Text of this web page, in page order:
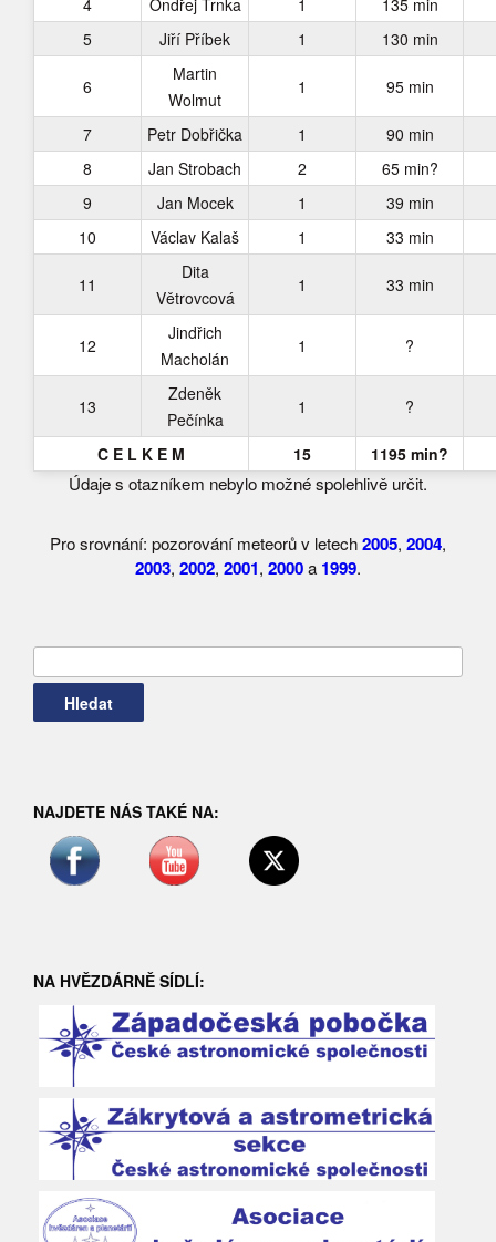
4 Ondřej Trnka 1
135 min
5
Jiří Příbek 1 130 min
6
Martin
Wolmut
1 95 min
7 Petr Dobřička 1
90 min
8
Jan Strobach 2
65 min?
9
Jan Mocek 1
39 min
10
Václav Kalaš 1 33 min
11
Dita
Větrovcová
1 33 min
12
Jindřich
Macholán
1 ?
13
Zdeněk
Pečínka
1 ?
C E L K E M 15 1195 min?
Údaje s otazníkem nebylo možné spolehlivě určit.
Pro srovnání: pozorování meteorů v letech2005, 2004,
2003, 2002, 2001, 2000a 1999.
NAJDETE NÁS TAKÉ NA:
NA HVĚZDÁRNĚ SÍDLÍ: